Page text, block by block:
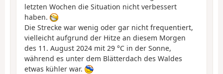
letzten Wochen die Situation nicht verbessert
haben.
Die Strecke war wenig oder gar nicht frequentiert,
vielleicht aufgrund der Hitze an diesem Morgen
des 11. August 2024 mit 29 °C in der Sonne,
während es unter dem Blätterdach des Waldes
etwas kühler war.